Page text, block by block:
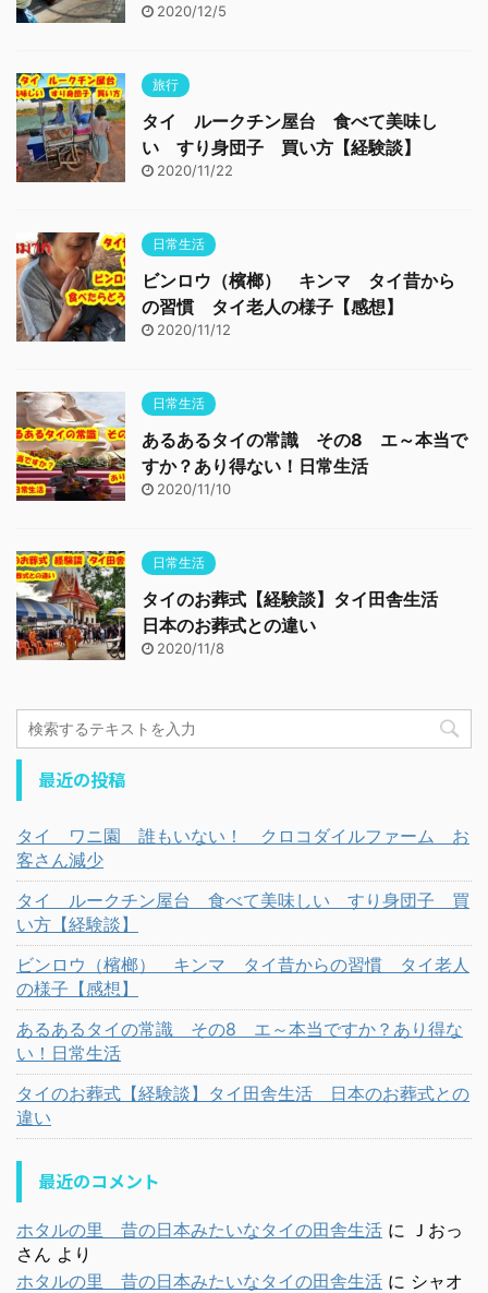
2020/12/5
旅行
タイ ルークチン屋台 食べて美味し
い すり身団子 買い方【経験談】
2020/11/22
日常生活
ビンロウ（檳榔） キンマ タイ昔から
の習慣 タイ老人の様子【感想】
2020/11/12
日常生活
あるあるタイの常識 その8 エ～本当で
すか？あり得ない！日常生活
2020/11/10
日常生活
タイのお葬式【経験談】タイ田舎生活
日本のお葬式との違い
2020/11/8
最近の投稿
タイ ワニ園 誰もいない！ クロコダイルファーム お
客さん減少
タイ ルークチン屋台 食べて美味しい すり身団子 買
い方【経験談】
ビンロウ（檳榔） キンマ タイ昔からの習慣 タイ老人
の様子【感想】
あるあるタイの常識 その8 エ～本当ですか？あり得な
い！日常生活
タイのお葬式【経験談】タイ田舎生活 日本のお葬式との
違い
最近のコメント
ホタルの里 昔の日本みたいなタイの田舎生活 に Ｊおっ
さん より
ホタルの里 昔の日本みたいなタイの田舎生活 に シャオ